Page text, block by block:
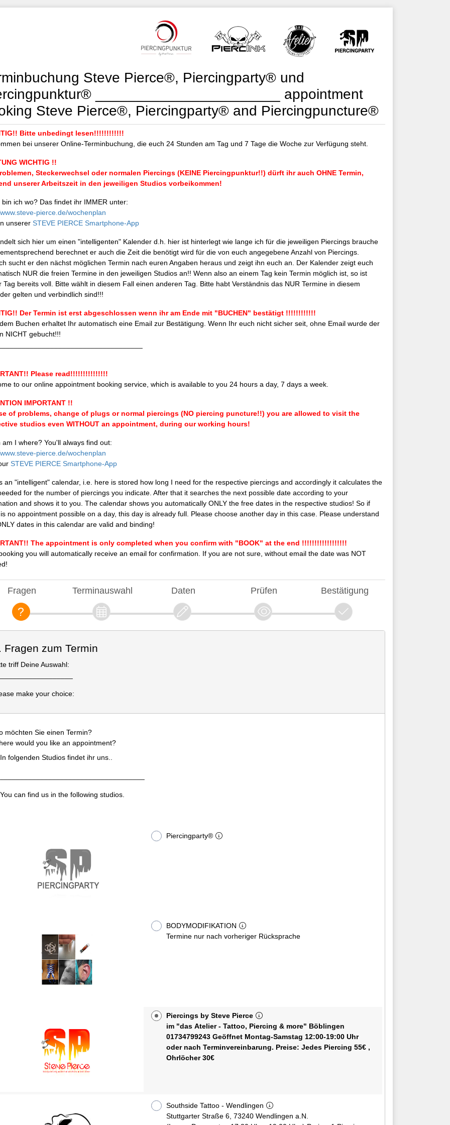
Steve Pierce®, Piercingparty® und
_______________________ appointment
Steve Pierce®, Piercingparty® and Piercingpuncture®
Bitte unbedingt lesen!!!!!!!!!!!!
bei unserer Online-Terminbuchung, die euch 24 Stunden am Tag und 7 Tage die Woche zur Verfügung steht.
WICHTIG !!
Steckerwechsel oder normalen Piercings (KEINE Piercingpunktur!!) dürft ihr auch OHNE Termin,
unserer Arbeitszeit in den jeweiligen Studios vorbeikommen!
bin ich wo? Das findet ihr IMMER unter:
pierce.de/wochenplan
unserer STEVE PIERCE Smartphone-App
sich hier um einen "intelligenten" Kalender d.h. hier ist hinterlegt wie lange ich für die jeweiligen Piercings brauche
berechnet er auch die Zeit die benötigt wird für die von euch angegebene Anzahl von Piercings.
sucht er den nächst möglichen Termin nach euren Angaben heraus und zeigt ihn euch an. Der Kalender zeigt euch
NUR die freien Termine in den jeweiligen Studios an!! Wenn also an einem Tag kein Termin möglich ist, so ist
Tag bereits voll. Bitte wählt in diesem Fall einen anderen Tag. Bitte habt Verständnis das NUR Termine in diesem
gelten und verbindlich sind!!!
Der Termin ist erst abgeschlossen wenn ihr am Ende mit "BUCHEN" bestätigt !!!!!!!!!!!!
Buchen erhaltet Ihr automatisch eine Email zur Bestätigung. Wenn Ihr euch nicht sicher seit, ohne Email wurde der
NICHT gebucht!!!
Please read!!!!!!!!!!!!!!!
to our online appointment booking service, which is available to you 24 hours a day, 7 days a week.
IMPORTANT !!
of problems, change of plugs or normal piercings (NO piercing puncture!!) you are allowed to visit the
studios even WITHOUT an appointment, during our working hours!
am I where? You'll always find out:
pierce.de/wochenplan
STEVE PIERCE Smartphone-App
an "intelligent" calendar, i.e. here is stored how long I need for the respective piercings and accordingly it calculates the
for the number of piercings you indicate. After that it searches the next possible date according to your
and shows it to you. The calendar shows you automatically ONLY the free dates in the respective studios! So if
no appointment possible on a day, this day is already full. Please choose another day in this case. Please understand
dates in this calendar are valid and binding!
The appointment is only completed when you confirm with "BOOK" at the end !!!!!!!!!!!!!!!!!!
you will automatically receive an email for confirmation. If you are not sure, without email the date was NOT
Fragen Terminauswahl Daten Prüfen Bestätigung
Fragen zum Termin
triff Deine Auswahl:
make your choice:
möchten Sie einen Termin?
would you like an appointment?
In folgenden Studios findet ihr uns..
You can find us in the following studios.
Piercingparty®
BODYMODIFIKATION
Termine nur nach vorheriger Rücksprache
Piercings by Steve Pierce
im "das Atelier - Tattoo, Piercing & more" Böblingen
01734799243 Geöffnet Montag-Samstag 12:00-19:00 Uhr
oder nach Terminvereinbarung. Preise: Jedes Piercing 55€ ,
Ohrlöcher 30€
Southside Tattoo - Wendlingen
Stuttgarter Straße 6, 73240 Wendlingen a.N.